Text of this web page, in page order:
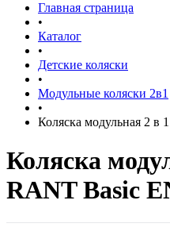
Главная страница
•
Каталог
•
Детские коляски
•
Модульные коляски 2в1
•
Коляска модульная 2 в
Коляска
RANT Basic